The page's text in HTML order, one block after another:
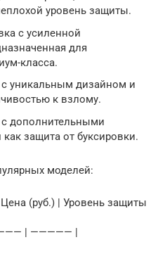
уровень защиты.
с усиленной
для
класса.
уникальным дизайном и
к взлому.
дополнительными
защита от буксировки.
моделей:
(руб.) | Уровень защиты
| ————— |